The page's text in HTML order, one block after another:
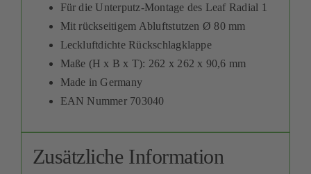
Für die Unterputz-Montage des Leaf Radial 1
Mit rückseitigem Abluftstutzen Ø 80 mm
Leckluftdichte Rückschlagklappe
Maße (H x B x T): 262 x 262 x 90,6 mm
Made in Germany
EAN Nummer 703040
Zusätzliche Information